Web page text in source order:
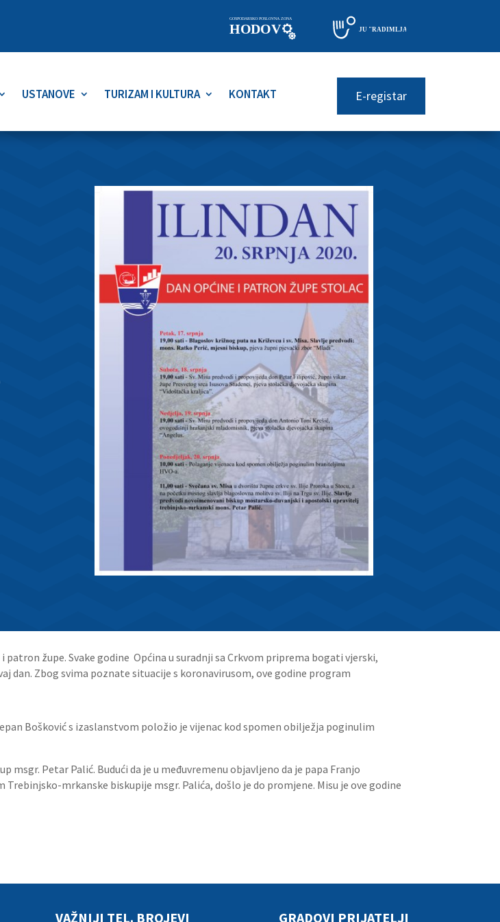
USTANOVE TURIZAM I KULTURA KONTAKT E-registar
župe. Svake godine Općina u suradnji sa Crkvom priprema bogati vjerski,
dan. Zbog svima poznate situacije s koronavirusom, ove godine program
Bošković s izaslanstvom položio jevijenac kod spomen obilježja poginulim
msgr. Petar Palić. Budući da je u međuvremenu objavljeno da je papa Franjo
mrkanske biskupije msgr. Palića, došlo je do promjene. Misu je ove godine
VAŽNIJI TEL. BROJEVI GRADOVI PRIJATELJI